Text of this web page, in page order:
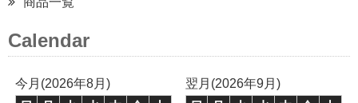
Calendar
今月(2026年8月)
翌月(2026年9月)